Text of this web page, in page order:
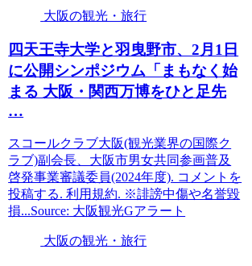
大阪の観光・旅行
四天王寺大学と羽曳野市、2月1日
に公開シンポジウム「まもなく始
まる 大阪 ・関西万博をひと足先
…
スコールクラブ大阪(観光業界の国際ク
ラブ)副会長、大阪市男女共同参画普及
啓発事業審議委員(2024年度). コメントを
投稿する. 利用規約. ※誹謗中傷や名誉毀
損...Source: 大阪観光Gアラート
大阪の観光・旅行